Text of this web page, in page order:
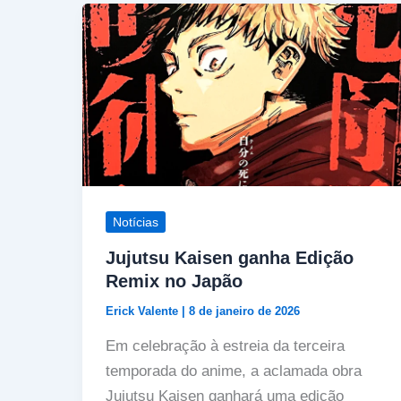
Notícias
Jujutsu Kaisen ganha Edição
Remix no Japão
Erick Valente 8 de janeiro de 2026
Em celebração à estreia da terceira
temporada do anime, a aclamada obra
Jujutsu Kaisen ganhará uma edição